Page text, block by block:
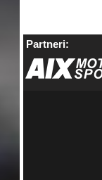
Partneri: